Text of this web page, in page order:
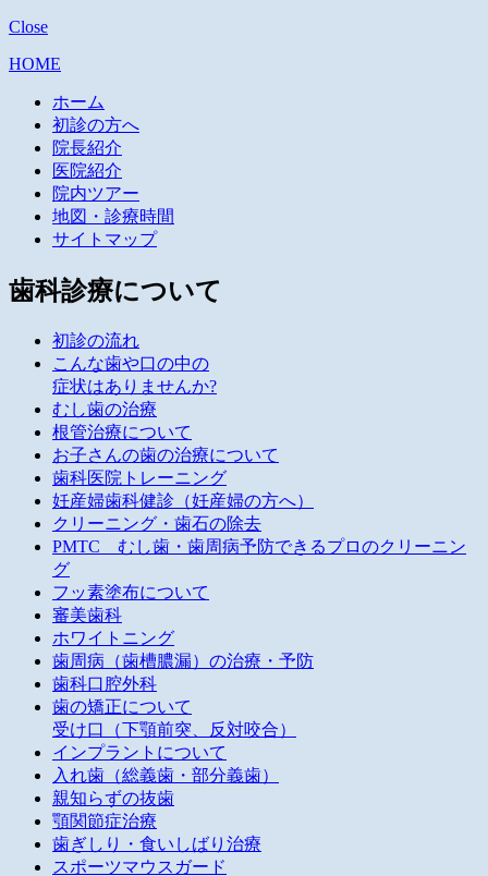
Close
HOME
ホーム
初診の方へ
院長紹介
医院紹介
院内ツアー
地図・診療時間
サイトマップ
歯科診療について
初診の流れ
こんな歯や口の中の
症状はありませんか?
むし歯の治療
根管治療について
お子さんの歯の治療について
歯科医院トレーニング
妊産婦歯科健診（妊産婦の方へ）
クリーニング・歯石の除去
PMTC むし歯・歯周病予防できるプロのクリーニン
グ
フッ素塗布について
審美歯科
ホワイトニング
歯周病（歯槽膿漏）の治療・予防
歯科口腔外科
歯の矯正について
受け口（下顎前突、反対咬合）
インプラントについて
入れ歯（総義歯・部分義歯）
親知らずの抜歯
顎関節症治療
歯ぎしり・食いしばり治療
スポーツマウスガード